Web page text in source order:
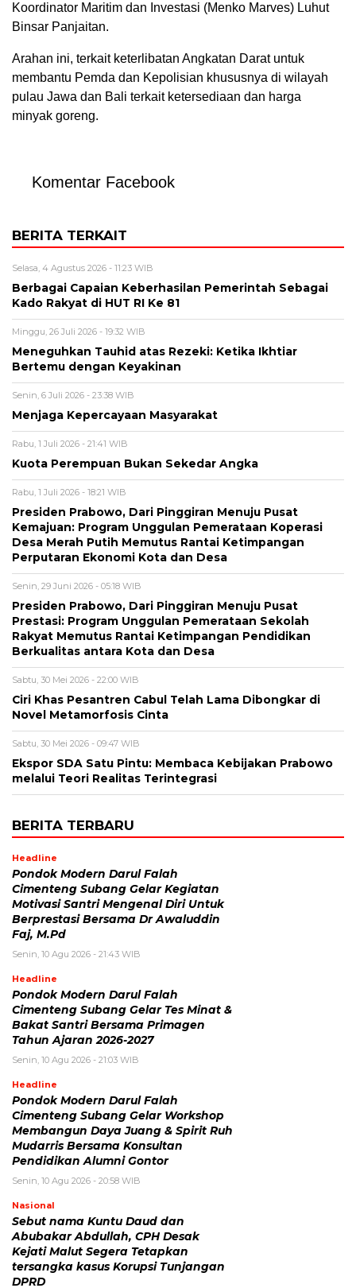
Koordinator Maritim dan Investasi (Menko Marves) Luhut
Binsar Panjaitan.
Arahan ini, terkait keterlibatan Angkatan Darat untuk
membantu Pemda dan Kepolisian khususnya di wilayah
pulau Jawa dan Bali terkait ketersediaan dan harga
minyak goreng.
Komentar Facebook
BERITA TERKAIT
Selasa, 4 Agustus 2026 - 11:23 WIB
Berbagai Capaian Keberhasilan Pemerintah Sebagai
Kado Rakyat di HUT RI Ke 81
Minggu, 26 Juli 2026 - 19:32 WIB
Meneguhkan Tauhid atas Rezeki: Ketika Ikhtiar
Bertemu dengan Keyakinan
Senin, 6 Juli 2026 - 23:38 WIB
Menjaga Kepercayaan Masyarakat
Rabu, 1 Juli 2026 - 21:41 WIB
Kuota Perempuan Bukan Sekedar Angka
Rabu, 1 Juli 2026 - 18:21 WIB
Presiden Prabowo, Dari Pinggiran Menuju Pusat
Kemajuan: Program Unggulan Pemerataan Koperasi
Desa Merah Putih Memutus Rantai Ketimpangan
Perputaran Ekonomi Kota dan Desa
Senin, 29 Juni 2026 - 05:18 WIB
Presiden Prabowo, Dari Pinggiran Menuju Pusat
Prestasi: Program Unggulan Pemerataan Sekolah
Rakyat Memutus Rantai Ketimpangan Pendidikan
Berkualitas antara Kota dan Desa
Sabtu, 30 Mei 2026 - 22:00 WIB
Ciri Khas Pesantren Cabul Telah Lama Dibongkar di
Novel Metamorfosis Cinta
Sabtu, 30 Mei 2026 - 09:47 WIB
Ekspor SDA Satu Pintu: Membaca Kebijakan Prabowo
melalui Teori Realitas Terintegrasi
BERITA TERBARU
Headline
Pondok Modern Darul Falah
Cimenteng Subang Gelar Kegiatan
Motivasi Santri Mengenal Diri Untuk
Berprestasi Bersama Dr Awaluddin
Faj, M.Pd
Senin, 10 Agu 2026 - 21:43 WIB
Headline
Pondok Modern Darul Falah
Cimenteng Subang Gelar Tes Minat &
Bakat Santri Bersama Primagen
Tahun Ajaran 2026-2027
Senin, 10 Agu 2026 - 21:03 WIB
Headline
Pondok Modern Darul Falah
Cimenteng Subang Gelar Workshop
Membangun Daya Juang & Spirit Ruh
Mudarris Bersama Konsultan
Pendidikan Alumni Gontor
Senin, 10 Agu 2026 - 20:58 WIB
Nasional
Sebut nama Kuntu Daud dan
Abubakar Abdullah, CPH Desak
Kejati Malut Segera Tetapkan
tersangka kasus Korupsi Tunjangan
DPRD